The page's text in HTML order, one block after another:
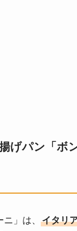
げパン「ボ
ニ」は、 イタリ